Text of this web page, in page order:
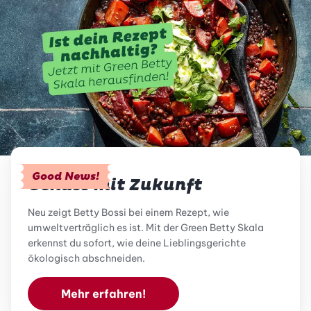
Good News!
Genuss mit Zukunft
Neu zeigt Betty Bossi bei einem Rezept, wie
umweltverträglich es ist. Mit der Green Betty Skala
erkennst du sofort, wie deine Lieblingsgerichte
ökologisch abschneiden.
Mehr erfahren!